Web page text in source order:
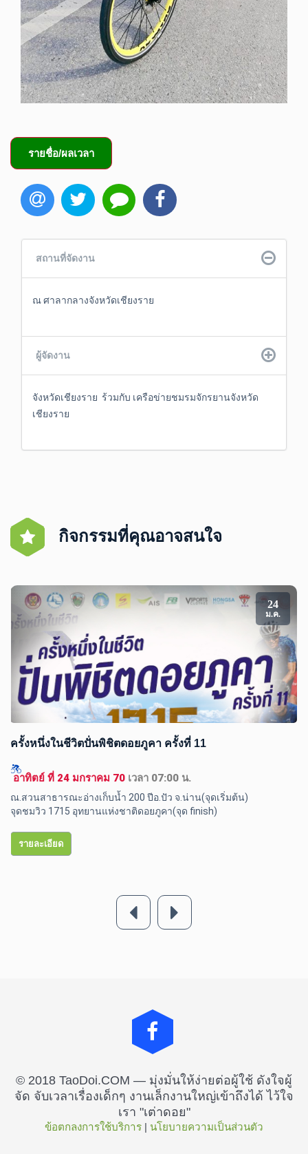
รายชื่อ/ผลเวลา
สถานที่จัดงาน
ณ ศาลากลางจังหวัดเชียงราย
ผู้จัดงาน
จังหวัดเชียงราย  ร้วมกับ เครือข่ายชมรมจักรยานจังหวัด
เชียงราย
กิจกรรมที่คุณอาจสนใจ
24
ม.ค.
ครั้งหนึ่งในชีวิตปั่นพิชิตดอยภูคา ครั้งที่ 11
อาทิตย์ ที่ 24 มกราคม 70 เวลา 07:00 น.
ณ.สวนสาธารณะอ่างเก็บน้ำ 200 ปีอ.ปัว จ.น่าน(จุดเริ่มต้น)
จุดชมวิว 1715 อุทยานแห่งชาติดอยภูคา(จุด finish)
รายละเอียด
© 2018 TaoDoi.COM — มุ่งมั่นให้ง่ายต่อผู้ใช้ ดังใจผู้
จัด จับเวลาเรื่องเด็กๆ งานเล็กงานใหญ่เข้าถึงได้ ไว้ใจ
เรา "เต่าดอย"
ข้อตกลงการใช้บริการ | นโยบายความเป็นส่วนตัว